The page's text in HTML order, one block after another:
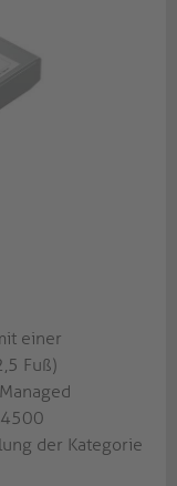
einer
Fuß)
der Kategorie